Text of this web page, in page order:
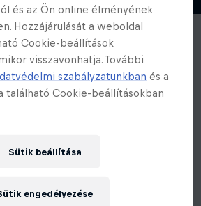
és az Ön online élményének
Hozzájárulását a weboldal
Cookie-beállítások
visszavonhatja. További
szabályzatunkban és a
található Cookie-beállításokban
Sütik beállítása
engedélyezése